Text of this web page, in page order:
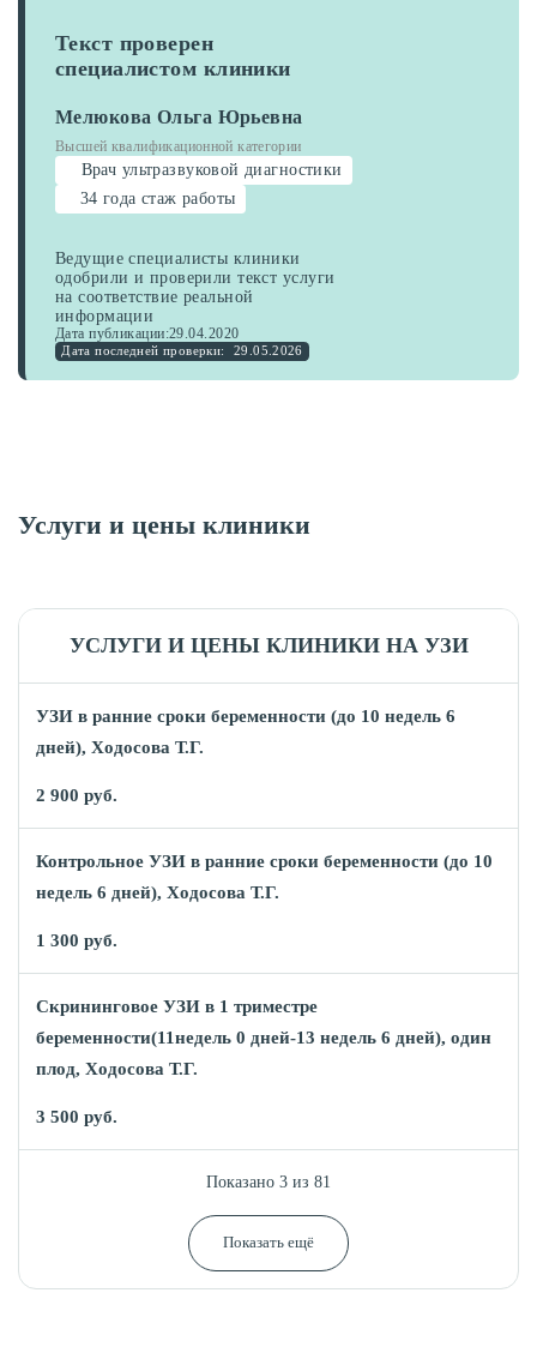
Текст проверен
специалистом клиники
Мелюкова Ольга Юрьевна
Высшей квалификационной категории
Врач ультразвуковой диагностики
34 года стаж работы
Ведущие специалисты клиники
одобрили и проверили текст услуги
на соответствие реальной
информации
Дата публикации:29.04.2020
Дата последней проверки: 29.05.2026
Услуги и цены клиники
УСЛУГИ И ЦЕНЫ КЛИНИКИ НА УЗИ
УЗИ в ранние сроки беременности (до 10 недель 6
дней), Ходосова Т.Г.
2 900 руб.
Контрольное УЗИ в ранние сроки беременности (до 10
недель 6 дней), Ходосова Т.Г.
1 300 руб.
Скрининговое УЗИ в 1 триместре
беременности(11недель 0 дней-13 недель 6 дней), один
плод, Ходосова Т.Г.
3 500 руб.
Показано 3 из 81
Показать ещё